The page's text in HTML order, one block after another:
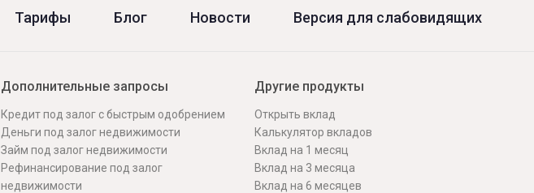
Тарифы Блог Новости Версия для слабовидящих
Дополнительные запросы
Кредит под залог с быстрым одобрением
Деньги под залог недвижимости
Займ под залог недвижимости
Рефинансирование под залог
недвижимости
Другие продукты
Открыть вклад
Калькулятор вкладов
Вклад на 1 месяц
Вклад на 3 месяца
Вклад на 6 месяцев